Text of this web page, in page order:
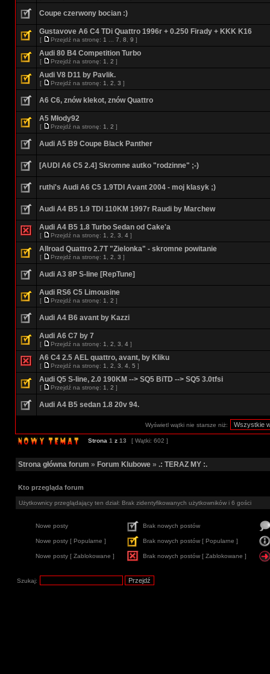
Coupe czerwony bocian :)
Gustavove A6 C4 TDi Quattro 1996r + 0.250 Firady + KKK K16
[ Przejdź na stronę: 1 7 8 9 ]
Audi 80 B4 Competition Turbo
[ Przejdź na stronę: 1 2 ]
Audi V8 D11 by Pavlik.
[ Przejdź na stronę: 1 2 3 ]
A6 C6, znów klekot, znów Quattro
A5 Młody92
[ Przejdź na stronę: 1 2 ]
Audi A5 B9 Coupe Black Panther
[AUDI A6 C5 2.4] Skromne autko "rodzinne" ;-)
ruthi's Audi A6 C5 1.9TDI Avant 2004 - moj klasyk ;)
Audi A4 B5 1.9 TDI 110KM 1997r Raudi by Marchew
Audi A4 B5 1.8 Turbo Sedan od Cake'a
[ Przejdź na stronę: 1 2 3 4 ]
Allroad Quattro 2.7T "Zielonka" - skromne powitanie
[ Przejdź na stronę: 1 2 3 ]
Audi A3 8P S-line [RepTune]
Audi RS6 C5 Limousine
[ Przejdź na stronę: 1 2 ]
Audi A4 B6 avant by Kazzi
Audi A6 C7 by 7
[ Przejdź na stronę: 1 2 3 4 ]
A6 C4 2.5 AEL quattro, avant, by Kliku
[ Przejdź na stronę: 1 2 3 4 5 ]
Audi Q5 S-line, 2.0 190KM --> SQ5 BiTD --> SQ5 3.0tfsi
[ Przejdź na stronę: 1 2 ]
Audi A4 B5 sedan 1.8 20v 94.
Wyświetl wątki nie starsze niż:
Strona 1 z 13 [ Wątki: 602 ]
Strona główna forum » Forum Klubowe » .: TERAZ MY :.
Kto przegląda forum
Użytkownicy przeglądający ten dział: Brak zidentyfikowanych użytkowników i 6 gości
Nowe posty Brak nowych postów
Nowe posty [ Popularne ] Brak nowych postów [ Popularne ]
Nowe posty [ Zablokowane ] Brak nowych postów [ Zablokowane ]
Szukaj: